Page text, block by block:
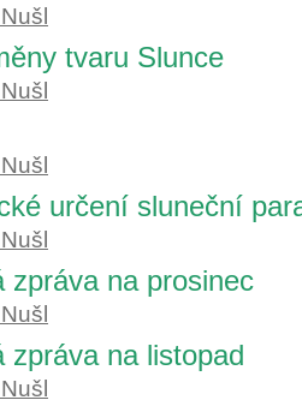
tvaru Slunce
určení sluneční
zpráva na prosinec
zpráva na listopad